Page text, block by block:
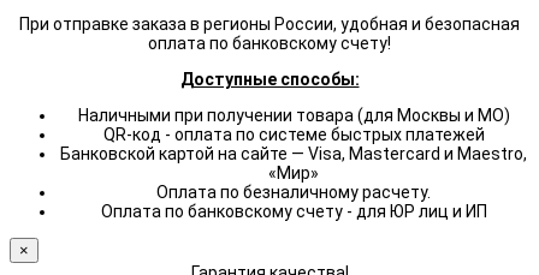
При отправке заказа в регионы России, удобная и безопасная
оплата по банковскому счету!
Доступные способы:
Наличными при получении товара (для Москвы и МО)
QR-код - оплата по системе быстрых платежей
Банковской картой на сайте — Visa, Mastercard и Maestro,
«Мир»
Оплата по безналичному расчету.
Оплата по банковскому счету - для ЮР лиц и ИП
×